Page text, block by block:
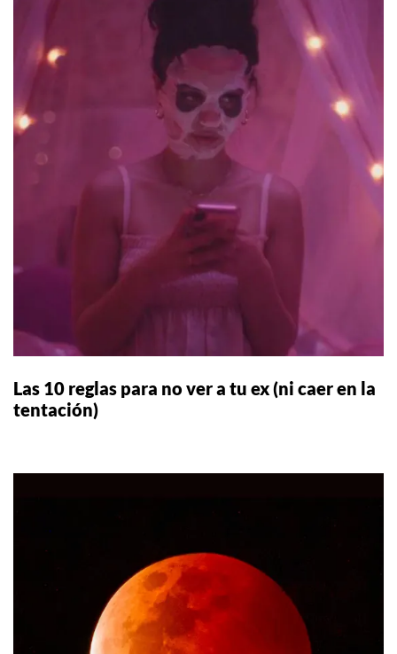
Las 10 reglas para no ver a tu ex (ni caer en la
tentación)